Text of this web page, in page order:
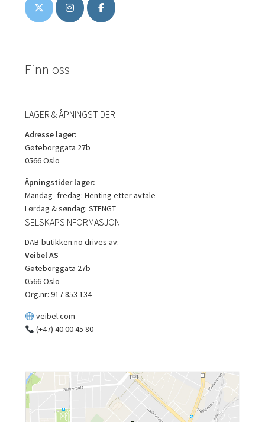
Finn oss
LAGER & ÅPNINGSTIDER
Adresse lager:
Gøteborggata 27b
0566 Oslo
Åpningstider lager:
Mandag–fredag: Henting etter avtale
Lørdag & søndag: STENGT
SELSKAPSINFORMASJON
DAB-butikken.no drives av:
Veibel AS
Gøteborggata 27b
0566 Oslo
Org.nr: 917 853 134
veibel.com
(+47) 40 00 45 80